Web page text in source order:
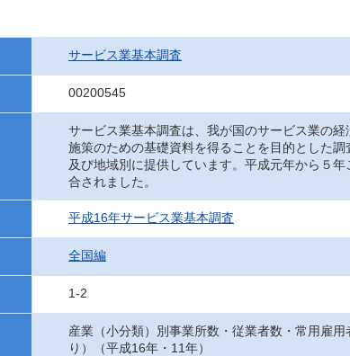
サービス業基本調査
00200545
サービス業基本調査は、我が国のサービス業の
施策のための基礎資料を得ることを目的とした
及び地域別に提供しています。平成元年から５
合されました。
平成16年サービス業基本調査
全国編
1-2
産業（小分類）別事業所数・従業者数・常用雇
り）（平成16年・11年）